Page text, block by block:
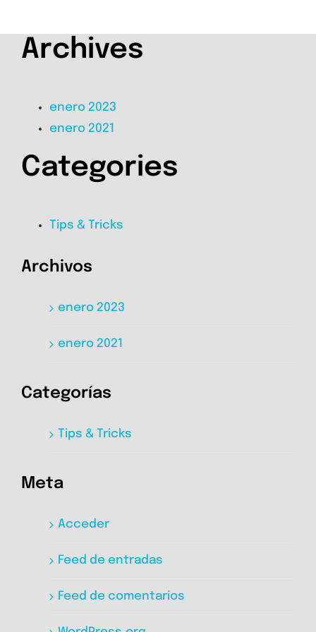
Archives
enero 2023
enero 2021
Categories
Tips & Tricks
Archivos
enero 2023
enero 2021
Categorías
Tips & Tricks
Meta
Acceder
Feed de entradas
Feed de comentarios